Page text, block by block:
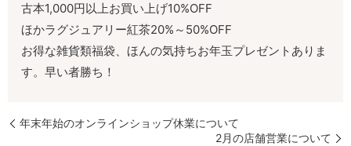
古本1,000円以上お買い上げ10%OFF
ほかラグジュアリー紅茶20%～50%OFF
お得な雑貨類福袋、ほんの気持ちお年玉プレゼントありま
す。早い者勝ち！
年末年始のオンラインショップ休業について
2月の店舗営業について